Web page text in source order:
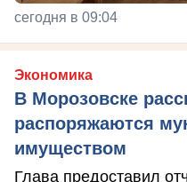
сегодня в 09:04
Экономика
В Морозовске
распоряжаются
имуществом
Глава предоставил